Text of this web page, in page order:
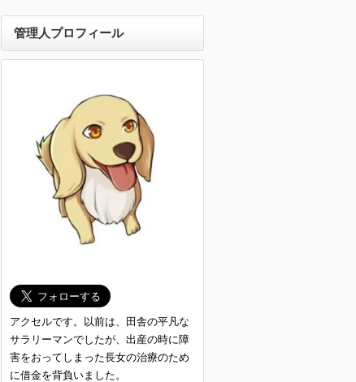
管理人プロフィール
アクセルです。以前は、田舎の平凡な
サラリーマンでしたが、出産の時に障
害をおってしまった長女の治療のため
に借金を背負いました。